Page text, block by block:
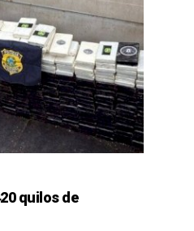
quilos de